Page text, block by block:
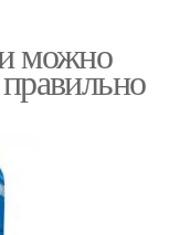
можно